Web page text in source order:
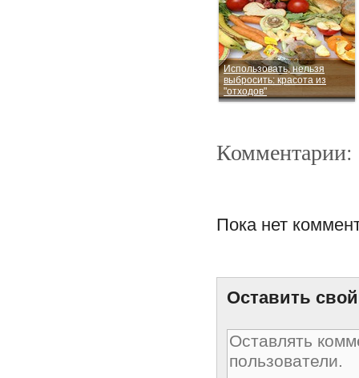
Использовать, нельзя
выбросить: красота из
"отходов"
Комментарии:
Пока нет
Оставить